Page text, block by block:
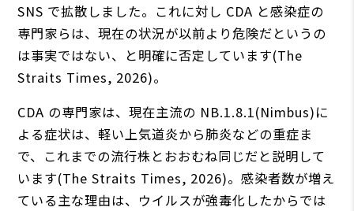
SNS で拡散しました。これに対し CDA と感染症の
専門家らは、現在の状況が以前より危険だというの
は事実ではない、と明確に否定しています(The
Straits Times, 2026)。
CDA の専門家は、現在主流の NB.1.8.1(Nimbus)に
よる症状は、軽い上気道炎から肺炎などの重症ま
で、これまでの流行株とおおむね同じだと説明して
います(The Straits Times, 2026)。感染者数が増え
ている主な理由は、ウイルスが強毒化したからでは